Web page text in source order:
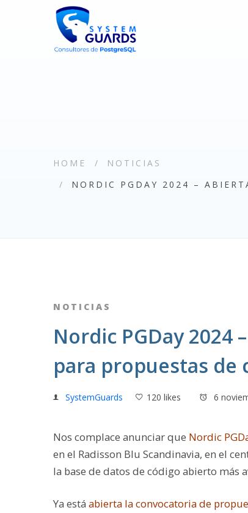
HOME
NOTICIAS
NORDIC PGDAY 2024 –
NOTICIAS
Nordic PGDay 2024
para propuestas de
SystemGuards 120 likes 6
Nos complace anunciar que Nordic
en el Radisson Blu Scandinavia, en el
la base de datos de código abierto más
Ya está abierta la convocatoria de